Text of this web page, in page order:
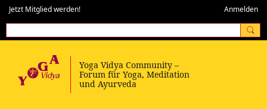
Jetzt Mitglied werden! Anmelden